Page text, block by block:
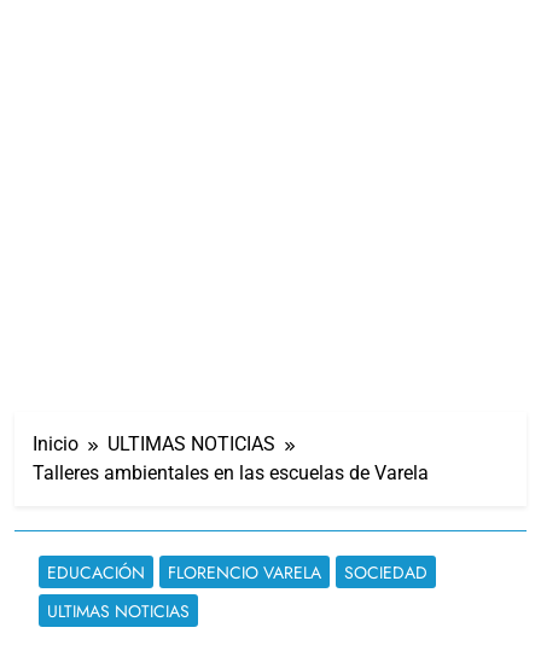
Inicio
ULTIMAS NOTICIAS
Talleres ambientales en las escuelas de Varela
EDUCACIÓN FLORENCIO VARELA
SOCIEDAD
ULTIMAS NOTICIAS